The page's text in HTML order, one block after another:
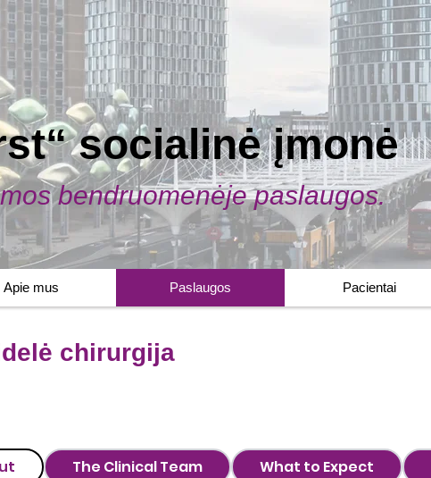
socialinė įmonė
bendruomenėje paslaugos.
Apie mus Paslaugos Pacientai
chirurgija
The Clinical Team What to Expect